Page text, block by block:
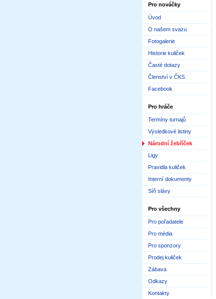
Pro nováčky
Úvod
O našem svazu
Fotogalerie
Historie kuliček
Časté dotazy
Členství v ČKS
Facebook
Pro hráče
Termíny turnajů
Výsledkové listiny
Národní žebříček
Ligy
Pravidla kuliček
Interní dokumenty
Síň slávy
Pro všechny
Pro pořadatele
Pro média
Pro sponzory
Prodej kuliček
Zábava
Odkazy
Kontakty